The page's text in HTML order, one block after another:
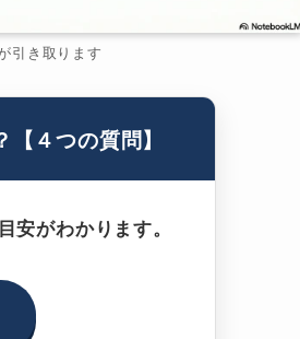
引き取ります
４つの質問】
安がわかります。